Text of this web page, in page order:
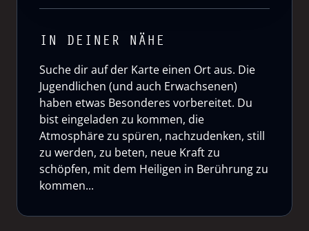
IN DEINER NÄHE
Suche dir auf der Karte einen Ort aus. Die
Jugendlichen (und auch Erwachsenen)
haben etwas Besonderes vorbereitet. Du
bist eingeladen zu kommen, die
Atmosphäre zu spüren, nachzudenken, still
zu werden, zu beten, neue Kraft zu
schöpfen, mit dem Heiligen in Berührung zu
kommen...